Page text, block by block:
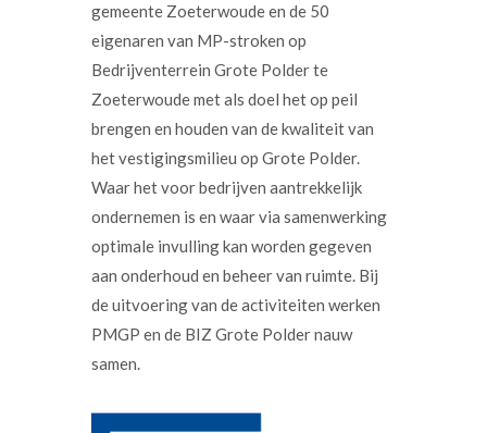
gemeente Zoeterwoude en de 50
eigenaren van MP-stroken op
Bedrijventerrein Grote Polder te
Zoeterwoude met als doel het op peil
brengen en houden van de kwaliteit van
het vestigingsmilieu op Grote Polder.
Waar het voor bedrijven aantrekkelijk
ondernemen is en waar via samenwerking
optimale invulling kan worden gegeven
aan onderhoud en beheer van ruimte. Bij
de uitvoering van de activiteiten werken
PMGP en de BIZ Grote Polder nauw
samen.